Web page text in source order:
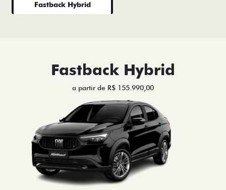
Fastback Hybrid
Fastback Hybrid
a partir de R$ 155.990,00